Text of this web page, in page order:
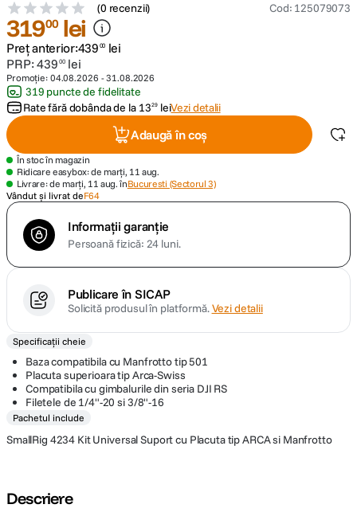
6. lavaliera
7. card memorie
8. dji mic mini
10 . insta 360
(0 recenzii) Cod: 125079073
31900 lei
Preț anterior:439 00 lei
PRP:439 00 lei
Promoție: 04.08.2026 -31.08.2026
319 puncte de fidelitate
Rate fără dobânda de la 1329 leiVezi detalii
Adaugă în coș
În stoc în magazin
Ridicare easybox: de marți, 11 aug.
Livrare: de marți, 11 aug. înBucuresti (Sectorul 3)
Vândut și livrat deF64
Informații garanție
Persoană fizică: 24 luni.
Publicare în SICAP
Solicită produsul în platformă.Vezi detalii
Specificații cheie
Baza compatibila cu Manfrotto tip 501
Placuta superioara tip Arca-Swiss
Compatibila cu gimbalurile din seria DJI RS
Filetele de 1/4"-20 si 3/8"-16
Pachetul include
SmallRig 4234 Kit Universal Suport cu Placuta tip ARCA si Manfrotto
Descriere